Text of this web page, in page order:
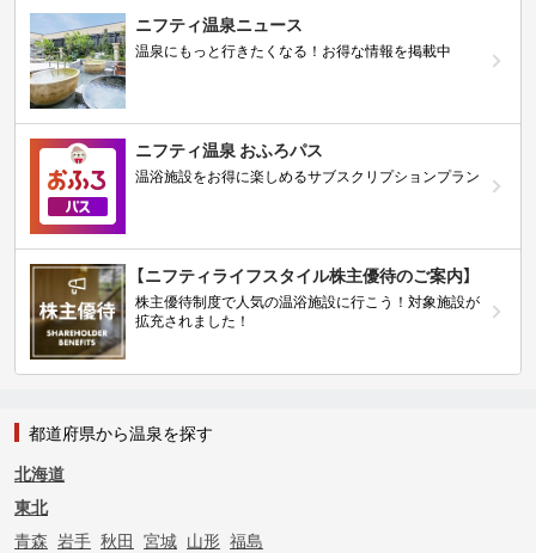
ニフティ温泉ニュース
温泉にもっと行きたくなる！お得な情報を掲載中
ニフティ温泉 おふろパス
温浴施設をお得に楽しめるサブスクリプションプラン
【ニフティライフスタイル株主優待のご案内】
株主優待制度で人気の温浴施設に行こう！対象施設が
拡充されました！
都道府県から温泉を探す
北海道
東北
青森 岩手 秋田 宮城 山形 福島